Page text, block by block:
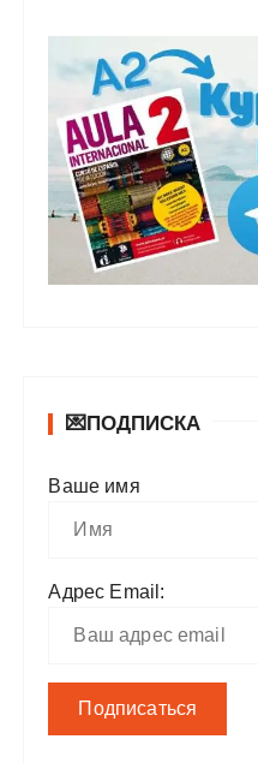
💌ПОДПИСКА
Ваше имя
Адрес Email: